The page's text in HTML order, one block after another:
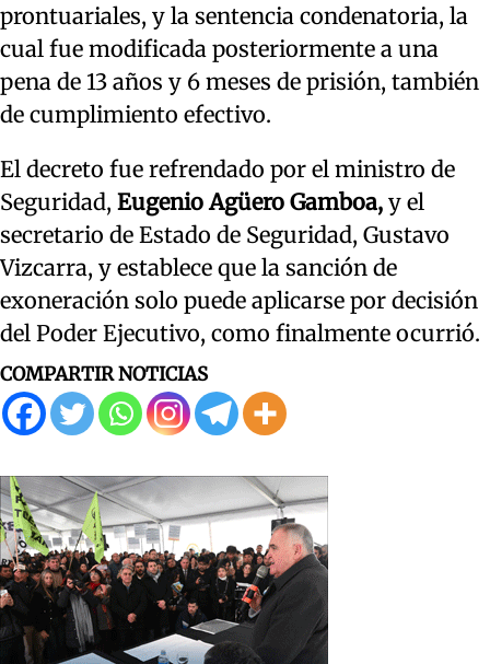
prontuariales, y la sentencia condenatoria, la
cual fue modificada posteriormente a una
pena de 13 años y 6 meses de prisión, también
de cumplimiento efectivo.
El decreto fue refrendado por el ministro de
Seguridad, Eugenio Agüero Gamboa, y el
secretario de Estado de Seguridad, Gustavo
Vizcarra, y establece que la sanción de
exoneración solo puede aplicarse por decisión
del Poder Ejecutivo, como finalmente ocurrió.
COMPARTIR NOTICIAS